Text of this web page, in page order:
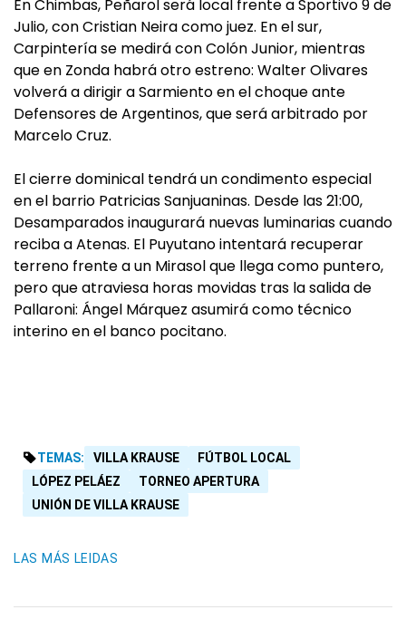
En Chimbas, Peñarol será local frente a Sportivo 9 de
Julio, con Cristian Neira como juez. En el sur,
Carpintería se medirá con Colón Junior, mientras
que en Zonda habrá otro estreno: Walter Olivares
volverá a dirigir a Sarmiento en el choque ante
Defensores de Argentinos, que será arbitrado por
Marcelo Cruz.
El cierre dominical tendrá un condimento especial
en el barrio Patricias Sanjuaninas. Desde las 21:00,
Desamparados inaugurará nuevas luminarias cuando
reciba a Atenas. El Puyutano intentará recuperar
terreno frente a un Mirasol que llega como puntero,
pero que atraviesa horas movidas tras la salida de
Pallaroni: Ángel Márquez asumirá como técnico
interino en el banco pocitano.
TEMAS: VILLA KRAUSE
FÚTBOL LOCAL
LÓPEZ PELÁEZ
TORNEO APERTURA
UNIÓN DE VILLA KRAUSE
LAS MÁS LEIDAS